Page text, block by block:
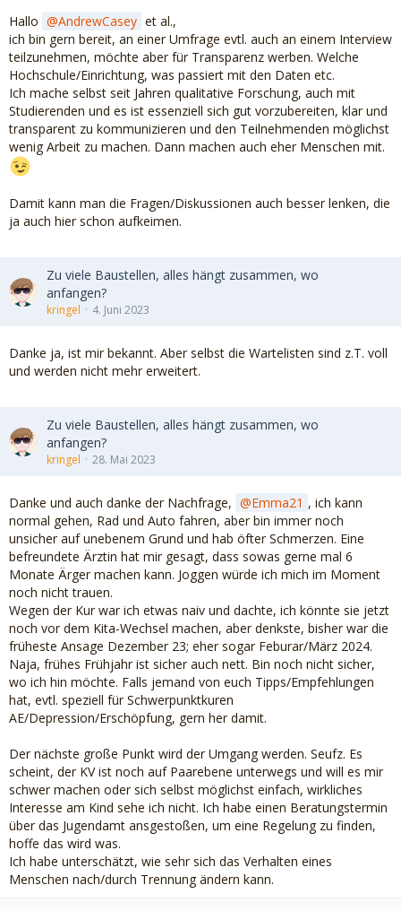
Hallo AndrewCasey et al.,
ich bin gern bereit, an einer Umfrage evtl. auch an einem Interview
teilzunehmen, möchte aber für Transparenz werben. Welche
Hochschule/Einrichtung, was passiert mit den Daten etc.
Ich mache selbst seit Jahren qualitative Forschung, auch mit
Studierenden und es ist essenziell sich gut vorzubereiten, klar und
transparent zu kommunizieren und den Teilnehmenden möglichst
wenig Arbeit zu machen. Dann machen auch eher Menschen mit.
Damit kann man die Fragen/Diskussionen auch besser lenken, die
ja auch hier schon aufkeimen.
Zu viele Baustellen, alles hängt zusammen, wo
anfangen?
kringel 4. Juni 2023
Danke ja, ist mir bekannt. Aber selbst die Wartelisten sind z.T. voll
und werden nicht mehr erweitert.
Zu viele Baustellen, alles hängt zusammen, wo
anfangen?
kringel 28. Mai 2023
Danke und auch danke der Nachfrage, Emma21 , ich kann
normal gehen, Rad und Auto fahren, aber bin immer noch
unsicher auf unebenem Grund und hab öfter Schmerzen. Eine
befreundete Ärztin hat mir gesagt, dass sowas gerne mal 6
Monate Ärger machen kann. Joggen würde ich mich im Moment
noch nicht trauen.
Wegen der Kur war ich etwas naiv und dachte, ich könnte sie jetzt
noch vor dem Kita-Wechsel machen, aber denkste, bisher war die
früheste Ansage Dezember 23; eher sogar Feburar/März 2024.
Naja, frühes Frühjahr ist sicher auch nett. Bin noch nicht sicher,
wo ich hin möchte. Falls jemand von euch Tipps/Empfehlungen
hat, evtl. speziell für Schwerpunktkuren
AE/Depression/Erschöpfung, gern her damit.
Der nächste große Punkt wird der Umgang werden. Seufz. Es
scheint, der KV ist noch auf Paarebene unterwegs und will es mir
schwer machen oder sich selbst möglichst einfach, wirkliches
Interesse am Kind sehe ich nicht. Ich habe einen Beratungstermin
über das Jugendamt ansgestoßen, um eine Regelung zu finden,
hoffe das wird was.
Ich habe unterschätzt, wie sehr sich das Verhalten eines
Menschen nach/durch Trennung ändern kann.